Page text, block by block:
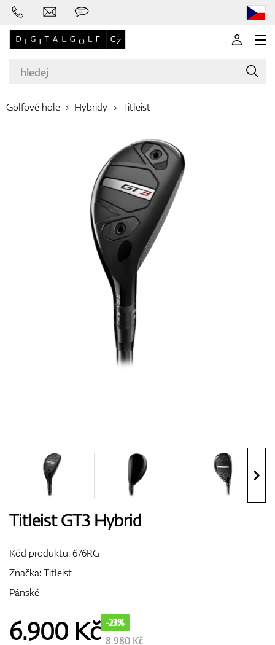
Golfové hole
Oblečení
Boty
Rukavice
Bagy
Golfové hole Hybridy Titleist
Titleist GT3 Hybrid
Kód produktu:676RG
Značka:Titleist
Pánské
6.900 Kč -23%
8.980 Kč